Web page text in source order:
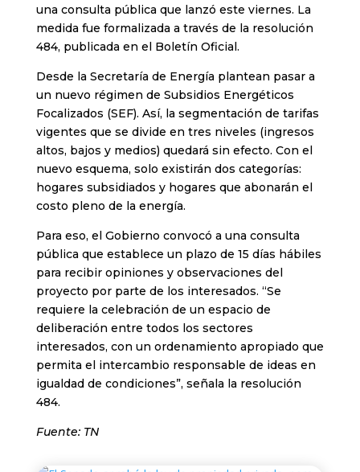
una consulta pública que lanzó este viernes. La
medida fue formalizada a través de la resolución
484, publicada en el Boletín Oficial.
Desde la Secretaría de Energía plantean pasar a
un nuevo régimen de Subsidios Energéticos
Focalizados (SEF). Así, la segmentación de tarifas
vigentes que se divide en tres niveles (ingresos
altos, bajos y medios) quedará sin efecto. Con el
nuevo esquema, solo existirán dos categorías:
hogares subsidiados y hogares que abonarán el
costo pleno de la energía.
Para eso, el Gobierno convocó a una consulta
pública que establece un plazo de 15 días hábiles
para recibir opiniones y observaciones del
proyecto por parte de los interesados. “Se
requiere la celebración de un espacio de
deliberación entre todos los sectores
interesados, con un ordenamiento apropiado que
permita el intercambio responsable de ideas en
igualdad de condiciones”, señala la resolución
484.
Fuente: TN